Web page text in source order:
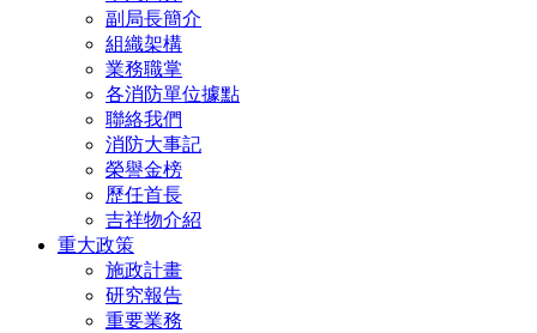
副局長簡介
組織架構
業務職掌
各消防單位據點
聯絡我們
消防大事記
榮譽金榜
歷任首長
吉祥物介紹
重大政策
施政計畫
研究報告
重要業務